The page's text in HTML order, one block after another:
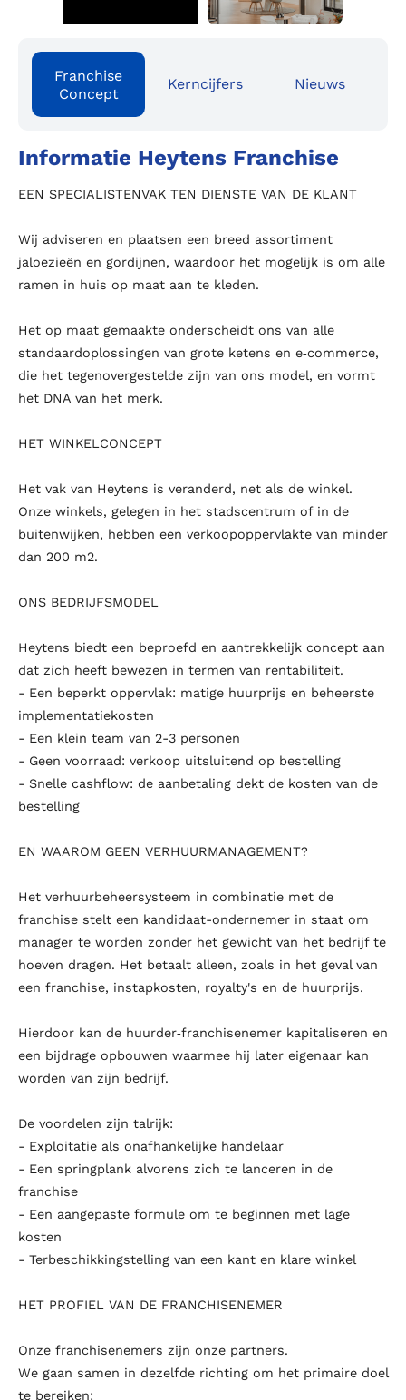
Franchise
Concept
Kerncijfers Nieuws
Informatie Heytens Franchise
EEN SPECIALISTENVAK TEN DIENSTE VAN DE KLANT
Wij adviseren en plaatsen een breed assortiment
jaloezieën en gordijnen, waardoor het mogelijk is om alle
ramen in huis op maat aan te kleden.
Het op maat gemaakte onderscheidt ons van alle
standaardoplossingen van grote ketens en e‑commerce,
die het tegenovergestelde zijn van ons model, en vormt
het DNA van het merk.
HET WINKELCONCEPT
Het vak van Heytens is veranderd, net als de winkel.
Onze winkels, gelegen in het stadscentrum of in de
buitenwijken, hebben een verkoopoppervlakte van minder
dan 200 m2.
ONS BEDRIJFSMODEL
Heytens biedt een beproefd en aantrekkelijk concept aan
dat zich heeft bewezen in termen van rentabiliteit.
- Een beperkt oppervlak: matige huurprijs en beheerste
implementatiekosten
- Een klein team van 2-3 personen
- Geen voorraad: verkoop uitsluitend op bestelling
- Snelle cashflow: de aanbetaling dekt de kosten van de
bestelling
EN WAAROM GEEN VERHUURMANAGEMENT?
Het verhuurbeheersysteem in combinatie met de
franchise stelt een kandidaat-ondernemer in staat om
manager te worden zonder het gewicht van het bedrijf te
hoeven dragen. Het betaalt alleen, zoals in het geval van
een franchise, instapkosten, royalty's en de huurprijs.
Hierdoor kan de huurder‑franchisenemer kapitaliseren en
een bijdrage opbouwen waarmee hij later eigenaar kan
worden van zijn bedrijf.
De voordelen zijn talrijk:
- Exploitatie als onafhankelijke handelaar
- Een springplank alvorens zich te lanceren in de
franchise
- Een aangepaste formule om te beginnen met lage
kosten
- Terbeschikkingstelling van een kant en klare winkel
HET PROFIEL VAN DE FRANCHISENEMER
Onze franchisenemers zijn onze partners.
We gaan samen in dezelfde richting om het primaire doel
te bereiken: